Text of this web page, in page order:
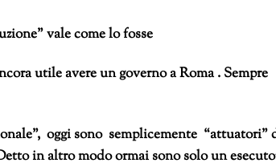
vale come lo fosse
utile avere un governo a Roma . Sempre
oggi sono semplicemente “attuatori”
in altro modo ormai sono solo un